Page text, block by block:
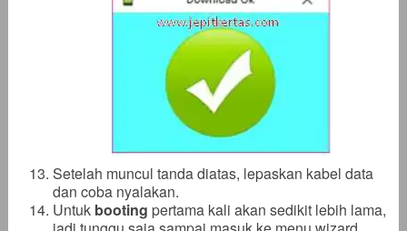
Setelah muncul tanda diatas, lepaskan kabel data
dan coba nyalakan.
Untuk booting pertama kali akan sedikit lebih lama,